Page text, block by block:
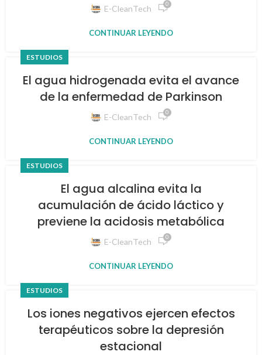
E-CleanTech 0
CONTINUAR LEYENDO
ESTUDIOS
El agua hidrogenada evita el avance
de la enfermedad de Parkinson
E-CleanTech 0
CONTINUAR LEYENDO
ESTUDIOS
El agua alcalina evita la
acumulación de ácido láctico y
previene la acidosis metabólica
E-CleanTech 0
CONTINUAR LEYENDO
ESTUDIOS
Los iones negativos ejercen efectos
terapéuticos sobre la depresión
estacional